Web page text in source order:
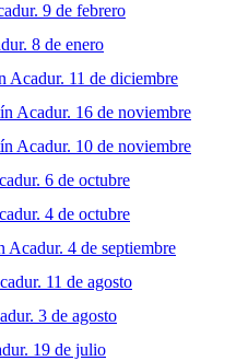
9 de febrero
8 de enero
Acadur. 11 de diciembre
Acadur. 16 de noviembre
Acadur. 10 de noviembre
6 de octubre
4 de octubre
Acadur. 4 de septiembre
11 de agosto
3 de agosto
19 de julio